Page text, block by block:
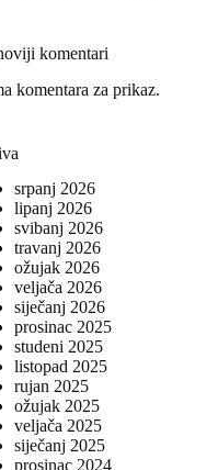
komentari
komentara za prikaz.
srpanj 2026
lipanj 2026
svibanj 2026
travanj 2026
ožujak 2026
veljača 2026
siječanj 2026
prosinac 2025
studeni 2025
listopad 2025
rujan 2025
ožujak 2025
veljača 2025
siječanj 2025
prosinac 2024